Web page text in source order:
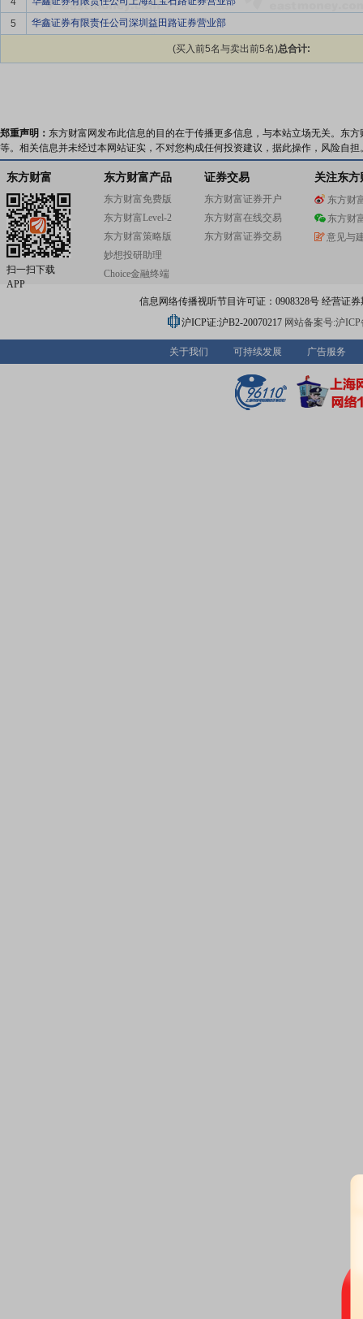
5
华鑫证券有限责任公司深圳益田路证券营业部
(买入前5名与卖出前5名)总合计:
郑重声明： 东方财富网发布此信息的目的在于传播更多信息，与本站立场无关。东
等。相关信息并未经过本网站证实，不对您构成任何投资建议，据此操作，风险自担